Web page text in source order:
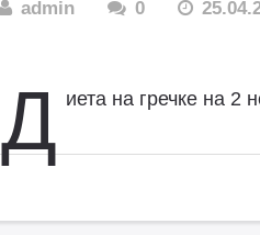
admin 0
Д иета на гречке на 2